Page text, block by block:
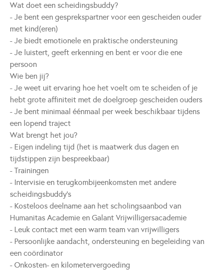
Wat doet een scheidingsbuddy?
- Je bent een gesprekspartner voor een gescheiden ouder
met kind(eren)
- Je biedt emotionele en praktische ondersteuning
- Je luistert, geeft erkenning en bent er voor die ene
persoon
Wie ben jij?
- Je weet uit ervaring hoe het voelt om te scheiden of je
hebt grote affiniteit met de doelgroep gescheiden ouders
- Je bent minimaal éénmaal per week beschikbaar tijdens
een lopend traject
Wat brengt het jou?
- Eigen indeling tijd (het is maatwerk dus dagen en
tijdstippen zijn bespreekbaar)
- Trainingen
- Intervisie en terugkombijeenkomsten met andere
scheidingsbuddy’s
- Kosteloos deelname aan het scholingsaanbod van
Humanitas Academie en Galant Vrijwilligersacademie
- Leuk contact met een warm team van vrijwilligers
- Persoonlijke aandacht, ondersteuning en begeleiding van
een coördinator
- Onkosten- en kilometervergoeding